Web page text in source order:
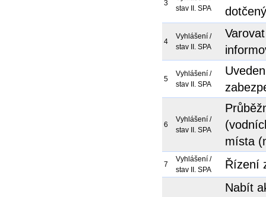
3
stav II. SPA
4
Vyhlášení /
stav II. SPA
5
Vyhlášení /
stav II. SPA
6
Vyhlášení /
stav II. SPA
místa
7
Vyhlášení /
stav II. SPA
Řízení
Nabít